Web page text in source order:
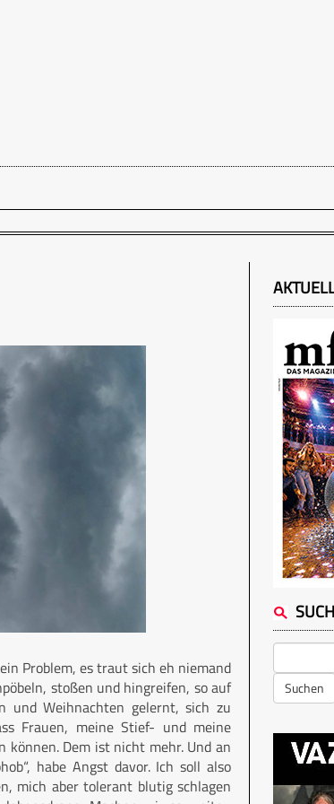
Problem, es traut sich eh niemand
stoßen und hingreifen, so auf
und Weihnachten gelernt, sich zu
Frauen, meine Stief- und meine
Dem ist nicht mehr. Und an
habe Angst davor. Ich soll also
mich aber tolerant blutig schlagen
Suchen